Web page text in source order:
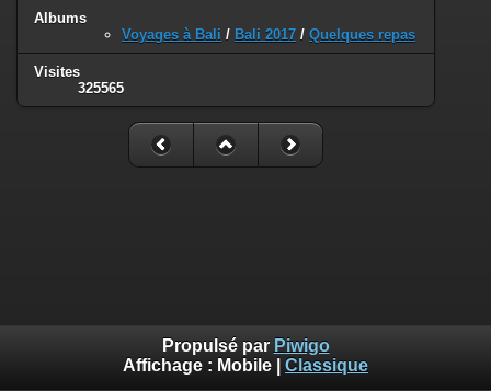
Albums
Voyages à Bali / Bali 2017 / Quelques repas
Visites
325565
Propulsé par Piwigo
Affichage : Mobile Classique